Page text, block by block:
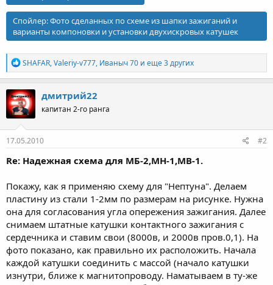
Спойлер:Фото сделанных по схеме из шапки зажиганий и
варианты компоновки и установки двухискровых катушек
Р
е
а
к
ц
и
и
:
SHAFAR,Valeriy-v777, Иваныч 70 и еще 3 других
дмитрий22
капитан 2-го ранга
17.05.2010 #2
Re: Надежная схема для МБ-2,МН-1,МВ-1.
Покажу, как я применяю схему для "Нептуна". Делаем
пластину из стали 1-2мм по размерам на рисунке. Нужна
она для согласования угла опережения зажигания. Далее
снимаем штатные катушки контактного зажигания с
сердечника и ставим свои (8000в, и 2000в пров.0,1). На
фото показано, как правильно их расположить. Начала
каждой катушки соединить с массой (начало катушки
изнутри, ближе к магнитопроводу. Наматываем в ту-же